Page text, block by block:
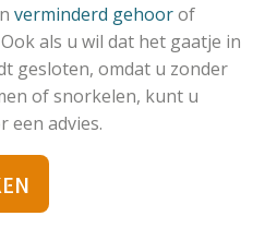
verminderd gehoorof
als u wil dat het gaatje in
gesloten, omdat u zonder
of snorkelen, kunt u
een advies.